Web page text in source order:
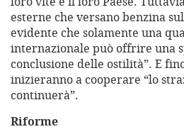
esterne che versano benzina
evidente che solamente una
internazionale può offrire una
conclusione delle ostilità”. E
inizieranno a cooperare “lo
continuerà”.
Riforme